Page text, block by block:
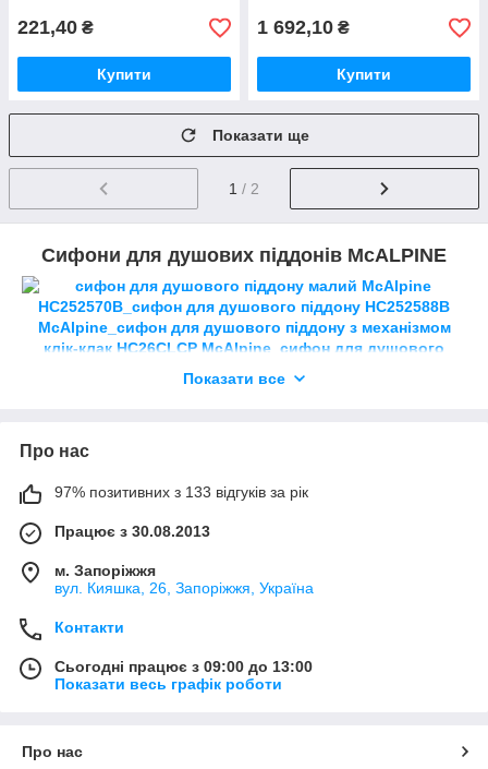
221,40 ₴
Купити
1 692,10 ₴
Купити
Показати ще
1 / 2
Сифони для душових піддонів McALPINE
Показати все
Про нас
97% позитивних з 133 відгуків за рік
Працює з 30.08.2013
м. Запоріжжя
вул. Кияшка, 26, Запоріжжя, Україна
Контакти
Сьогодні працює з 09:00 до 13:00
Показати весь графік роботи
Про нас